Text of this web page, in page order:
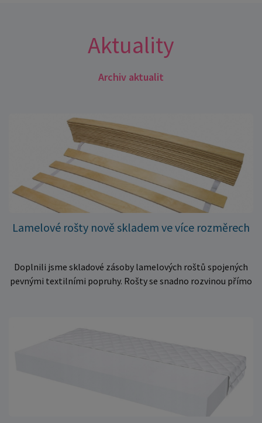
Aktuality
Archiv aktualit
Lamelové rošty nově skladem ve více rozměrech
Doplnili jsme skladové zásoby lamelových roštů spojených
pevnými textilními popruhy. Rošty se snadno rozvinou přímo
množství kusů, proto můžeme objednávky rychle expedovat.
Vyberte si vhodný rozměr a dopřejte své matraci kvalitní
podklad za výhodnou cenu.